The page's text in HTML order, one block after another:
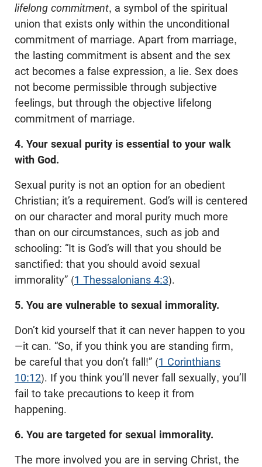
lifelong commitment, a symbol of the spiritual
union that exists only within the unconditional
commitment of marriage. Apart from marriage,
the lasting commitment is absent and the sex
act becomes a false expression, a lie. Sex does
not become permissible through subjective
feelings, but through the objective lifelong
commitment of marriage.
4. Your sexual purity is essential to your walk
with God.
Sexual purity is not an option for an obedient
Christian; it’s a requirement. God’s will is centered
on our character and moral purity much more
than on our circumstances, such as job and
schooling: “It is God’s will that you should be
sanctified: that you should avoid sexual
immorality” (1 Thessalonians 4:3).
5. You are vulnerable to sexual immorality.
Don’t kid yourself that it can never happen to you
—it can. “So, if you think you are standing firm,
be careful that you don’t fall!” (1 Corinthians
10:12). If you think you’ll never fall sexually, you’ll
fail to take precautions to keep it from
happening.
6. You are targeted for sexual immorality.
The more involved you are in serving Christ, the